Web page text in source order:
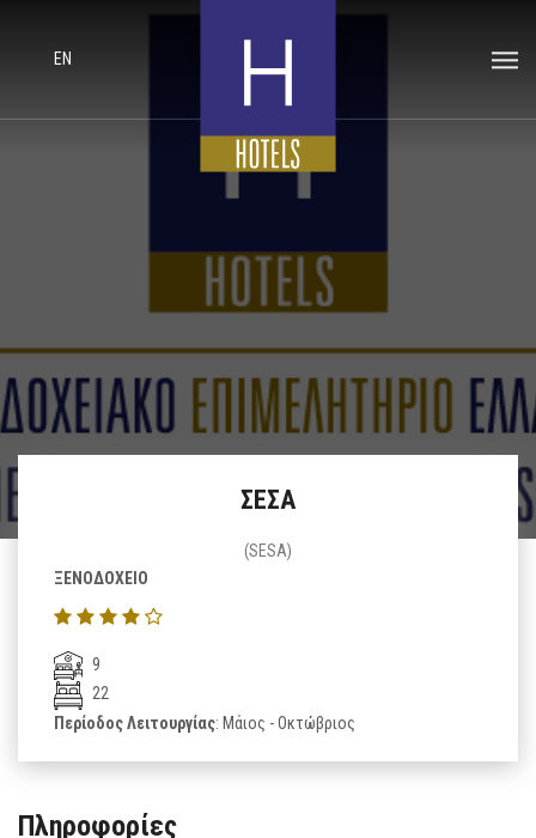
EN
ΣΕΣΑ
(SESA)
ΞΕΝΟΔΟΧΕΙΟ
9
22
Περίοδος Λειτουργίας: Μάιος - Οκτώβριος
Πληροφορίες